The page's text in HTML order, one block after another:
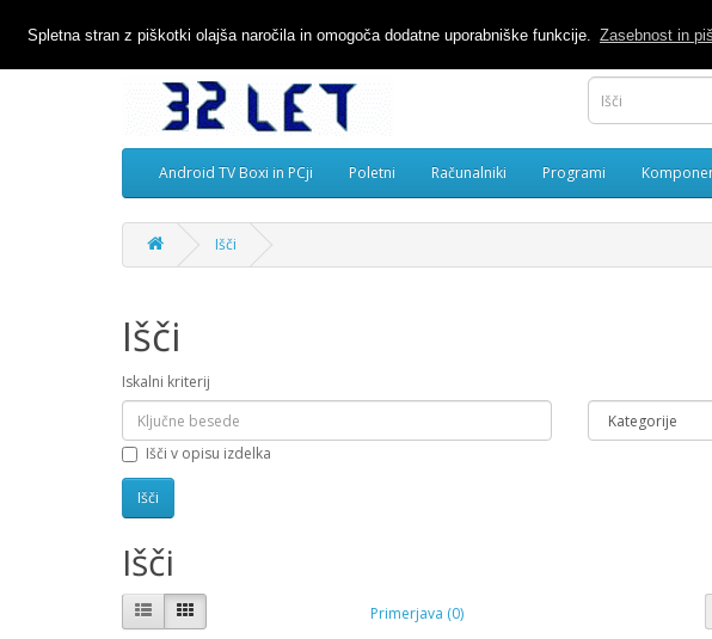
Spletna stran z piškotki olajša naročila in omogoča dodatne uporabniške funkcije. Zasebnost in
Android TV Boxi in PCji Poletni Računalniki Programi
Išči
Išči
Iskalni kriterij
Išči v opisu izdelka
Išči
Primerjava (0)